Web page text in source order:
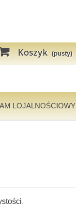
Koszyk (pusty)
LOJALNOŚCIOWY
.